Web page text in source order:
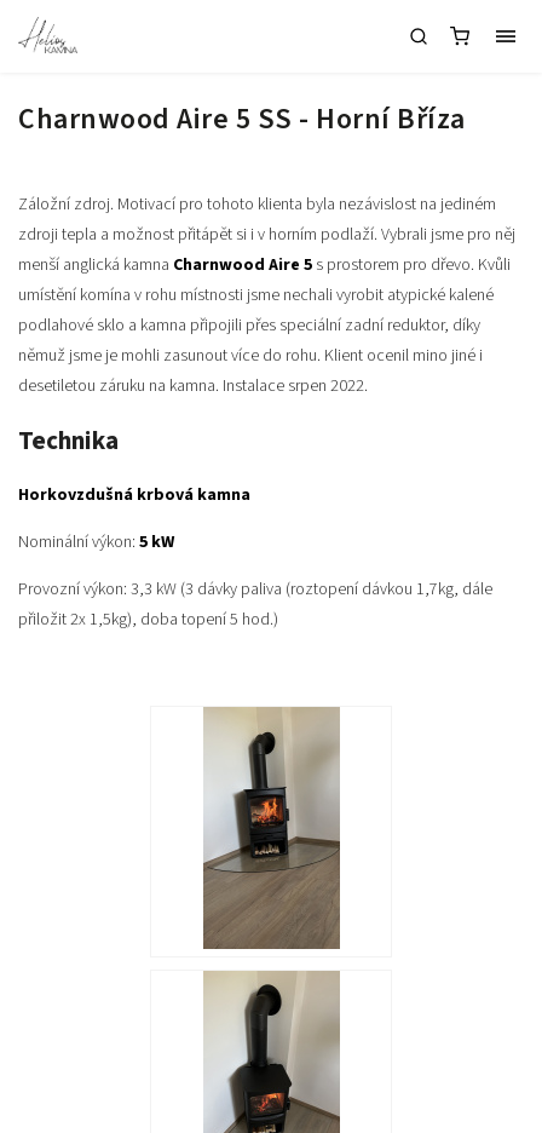
Charnwood Aire 5 SS - Horní Bříza
Záložní zdroj. Motivací pro tohoto klienta byla nezávislost na jediném
zdroji tepla a možnost přitápět si i v horním podlaží. Vybrali jsme pro něj
menší anglická kamna Charnwood Aire 5 s prostorem pro dřevo. Kvůli
umístění komína v rohu místnosti jsme nechali vyrobit atypické kalené
podlahové sklo a kamna připojili přes speciální zadní reduktor, díky
němuž jsme je mohli zasunout více do rohu. Klient ocenil mino jiné i
desetiletou záruku na kamna. Instalace srpen 2022.
Technika
Horkovzdušná krbová kamna
Nominální výkon: 5 kW
Provozní výkon: 3,3 kW (3 dávky paliva (roztopení dávkou 1,7kg, dále
přiložit 2x 1,5kg), doba topení 5 hod.)